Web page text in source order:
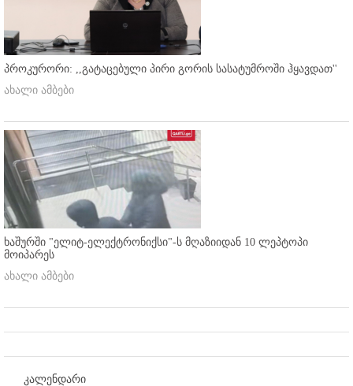
პროკურორი: ,,გატაცებული პირი გორის სასატუმროში ჰყავდათ''
ახალი ამბები
ხაშურში "ელიტ-ელექტრონიქსი"-ს მღაზიიდან 10 ლეპტოპი
მოიპარეს
ახალი ამბები
კალენდარი